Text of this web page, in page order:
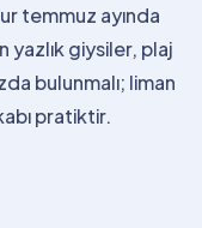
temmuz ayında
yazlık giysiler, plaj
bulunmalı; liman
pratiktir.